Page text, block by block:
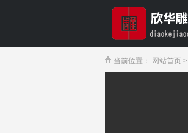
当前位置： 网站首页>